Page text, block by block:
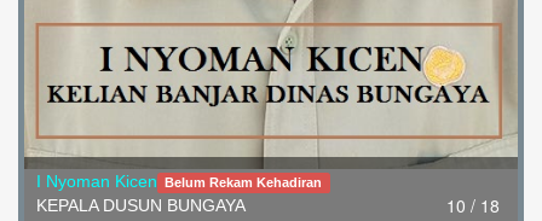
10 / 18
I Nyoman Kicen Belum Rekam Kehadiran
KEPALA DUSUN BUNGAYA